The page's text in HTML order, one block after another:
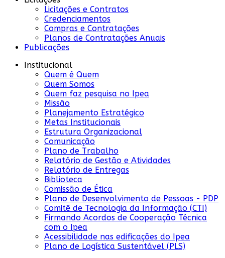
Licitações e Contratos
Credenciamentos
Compras e Contratações
Planos de Contratações Anuais
Publicações
Institucional
Quem é Quem
Quem Somos
Quem faz pesquisa no Ipea
Missão
Planejamento Estratégico
Metas Institucionais
Estrutura Organizacional
Comunicação
Plano de Trabalho
Relatório de Gestão e Atividades
Relatório de Entregas
Biblioteca
Comissão de Ética
Plano de Desenvolvimento de Pessoas - PDP
Comitê de Tecnologia da Informação (CTI)
Firmando Acordos de Cooperação Técnica
com o Ipea
Acessibilidade nas edificações do Ipea
Plano de Logística Sustentável (PLS)